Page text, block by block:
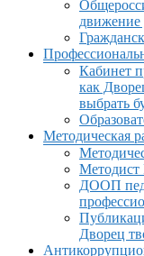
движение
Кабинет
как
выбрать
Методическая
Методист
ДООП
Дворец